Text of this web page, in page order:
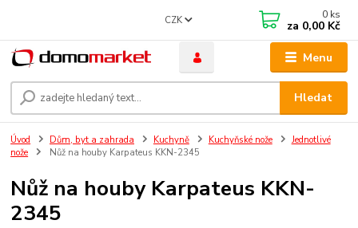
Menu
CZK
Hledat
0 ks
za 0,00 Kč
Úvod Dům, byt a zahrada Kuchyně Kuchyňské nože
Jednotlivé
nože
Nůž na houby Karpateus KKN-2345
Nůž na houby Karpateus KKN-
2345